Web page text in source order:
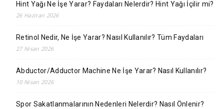
Hint Yağı Ne İşe Yarar? Faydaları Nelerdir? Hint Yağı İçilir mi?
26 Haziran 2026
Retinol Nedir, Ne İşe Yarar? Nasıl Kullanılır? Tüm Faydaları
27 Nisan 2026
Abductor/Adductor Machine Ne İşe Yarar? Nasıl Kullanılır?
10 Nisan 2026
Spor Sakatlanmalarının Nedenleri Nelerdir? Nasıl Önlenir?